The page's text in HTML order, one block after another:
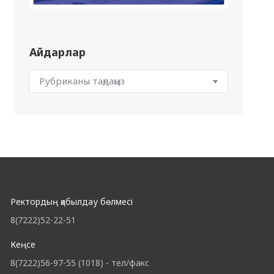
Айдарлар
Ректордың қабылдау бөлмесі
8(7222)52-22-51
Кеңсе
8(7222)56-97-55 (1018) - тел/факс